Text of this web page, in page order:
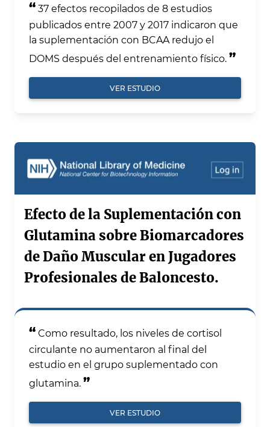
“ 37 efectos recopilados de 8 estudios
publicados entre 2007 y 2017 indicaron que
la suplementación con BCAA redujo el
DOMS después del entrenamiento físico. ”
VER ESTUDIO
Efecto de la Suplementación con
Glutamina sobre Biomarcadores
de Daño Muscular en Jugadores
Profesionales de Baloncesto.
“ Como resultado, los niveles de cortisol
circulante no aumentaron al final del
estudio en el grupo suplementado con
glutamina. ”
VER ESTUDIO